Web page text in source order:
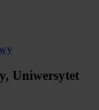
Uniwersytet